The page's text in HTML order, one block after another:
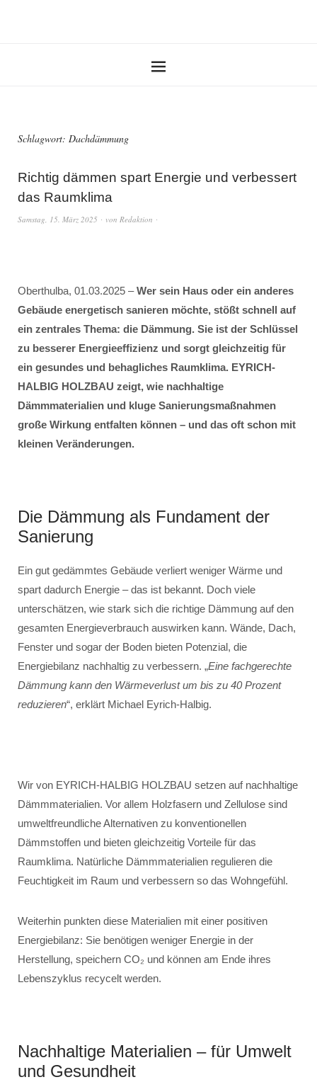
Schlagwort: Dachdämmung
Richtig dämmen spart Energie und verbessert
das Raumklima
Samstag, 15. März 2025 von Redaktion
Oberthulba, 01.03.2025 –Wer sein Haus oder ein anderes
Gebäude energetisch sanieren möchte, stößt schnell auf
ein zentrales Thema: die Dämmung. Sie ist der Schlüssel
zu besserer Energieeffizienz und sorgt gleichzeitig für
ein gesundes und behagliches Raumklima. EYRICH-
HALBIG HOLZBAU zeigt, wie nachhaltige
Dämmmaterialien und kluge Sanierungsmaßnahmen
große Wirkung entfalten können – und das oft schon mit
kleinen Veränderungen.
Die Dämmung als Fundament der
Sanierung
Ein gut gedämmtes Gebäude verliert weniger Wärme und
spart dadurch Energie – das ist bekannt. Doch viele
unterschätzen, wie stark sich die richtige Dämmung auf den
gesamten Energieverbrauch auswirken kann. Wände, Dach,
Fenster und sogar der Boden bieten Potenzial, die
Energiebilanz nachhaltig zu verbessern. „Eine fachgerechte
Dämmung kann den Wärmeverlust um bis zu 40 Prozent
reduzieren“, erklärt Michael Eyrich-Halbig.
Wir von EYRICH-HALBIG HOLZBAU setzen auf nachhaltige
Dämmmaterialien. Vor allem Holzfasern und Zellulose sind
umweltfreundliche Alternativen zu konventionellen
Dämmstoffen und bieten gleichzeitig Vorteile für das
Raumklima. Natürliche Dämmmaterialien regulieren die
Feuchtigkeit im Raum und verbessern so das Wohngefühl.
Weiterhin punkten diese Materialien mit einer positiven
Energiebilanz: Sie benötigen weniger Energie in der
Herstellung, speichern CO₂ und können am Ende ihres
Lebenszyklus recycelt werden.
Nachhaltige Materialien – für Umwelt
und Gesundheit